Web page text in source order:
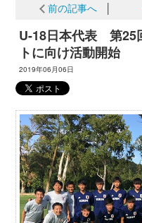
前の記事へ
U-18日本代表 第25
トに向け活動開始
2019年06月06日